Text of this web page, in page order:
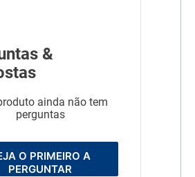
&
ainda não tem
perguntas
O PRIMEIRO A
PERGUNTAR